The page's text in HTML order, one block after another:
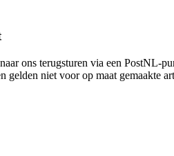
ons terugsturen via een PostNL-
gelden niet voor op maat gemaakte